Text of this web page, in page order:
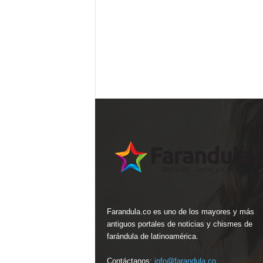
Farandula.co es uno de los mayores y más
antiguos portales de noticias y chismes de
farándula de latinoamérica.
Contáctanos: info@farandula.co